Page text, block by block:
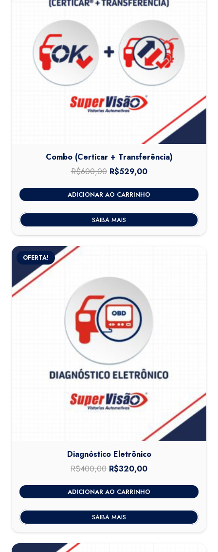
Combo (Certicar + Transferência)
R$600,00 O
original
era:
R$600,00.
R$529,00O
atual
é:
R$529,00.
ADICIONAR AO CARRINHO
SAIBA MAIS
OFERTA!
Diagnóstico Eletrônico
R$400,00 O
preço
original
era:
R$400,00.
R$320,00
preço
atual
é:
R$320,00.
ADICIONAR AO CARRINHO
SAIBA MAIS